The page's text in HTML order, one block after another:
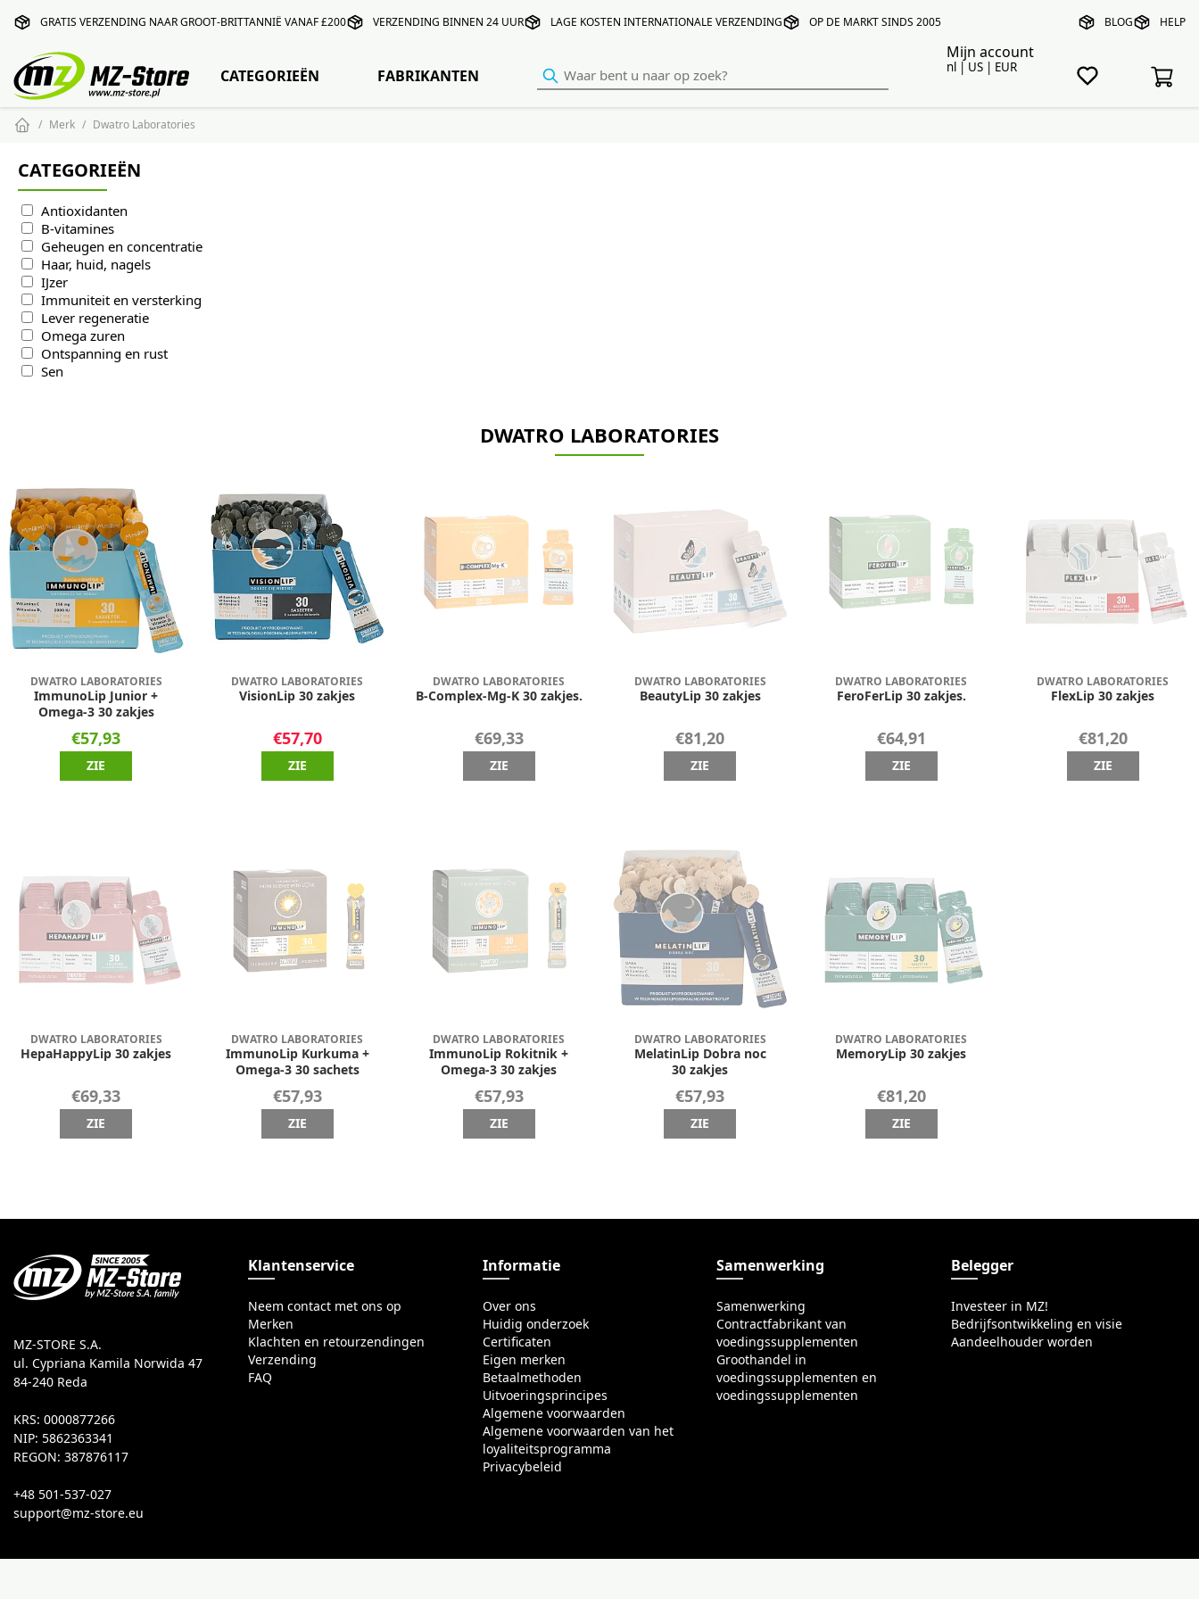
GRATIS VERZENDING NAAR GROOT-BRITTANNIË VANAF £200 VERZENDING BINNEN 24 UUR LAGE KOSTEN INTERNATIONALE VERZENDING OP DE MARKT SINDS 2005 BLOG HELP
Mijn account
nl | US | EUR
CATEGORIEËN FABRIKANTEN
Merk Dwatro Laboratories
CATEGORIEËN
Antioxidanten
B-vitamines
Geheugen en concentratie
Haar, huid, nagels
IJzer
Immuniteit en versterking
Lever regeneratie
Omega zuren
Ontspanning en rust
Sen
DWATRO LABORATORIES
DWATRO LABORATORIES
ImmunoLip Junior +
Omega-3 30 zakjes
€57,93
ZIE
DWATRO LABORATORIES
VisionLip 30 zakjes
€57,70
ZIE
DWATRO LABORATORIES
B-Complex-Mg-K 30 zakjes.
€69,33
ZIE
DWATRO LABORATORIES
BeautyLip 30 zakjes
€81,20
ZIE
DWATRO LABORATORIES
FeroFerLip 30 zakjes.
€64,91
ZIE
DWATRO LABORATORIES
FlexLip 30 zakjes
€81,20
ZIE
DWATRO LABORATORIES
HepaHappyLip 30 zakjes
€69,33
ZIE
DWATRO LABORATORIES
ImmunoLip Kurkuma +
Omega-3 30 sachets
€57,93
ZIE
DWATRO LABORATORIES
ImmunoLip Rokitnik +
Omega-3 30 zakjes
€57,93
ZIE
DWATRO LABORATORIES
MelatinLip Dobra noc
30 zakjes
€57,93
ZIE
DWATRO LABORATORIES
MemoryLip 30 zakjes
€81,20
ZIE
MZ-STORE S.A.
ul. Cypriana Kamila Norwida 47
84-240 Reda
KRS: 0000877266
NIP: 5862363341
REGON: 387876117
+48 501-537-027
Klantenservice
Neem contact met ons op
Merken
Klachten en retourzendingen
Verzending
FAQ
Informatie
Over ons
Huidig onderzoek
Certificaten
Eigen merken
Betaalmethoden
Uitvoeringsprincipes
Algemene voorwaarden
Algemene voorwaarden van het
loyaliteitsprogramma
Privacybeleid
Samenwerking
Samenwerking
Contractfabrikant van
voedingssupplementen
Groothandel in
voedingssupplementen en
voedingssupplementen
Belegger
Investeer in MZ!
Bedrijfsontwikkeling en visie
Aandeelhouder worden